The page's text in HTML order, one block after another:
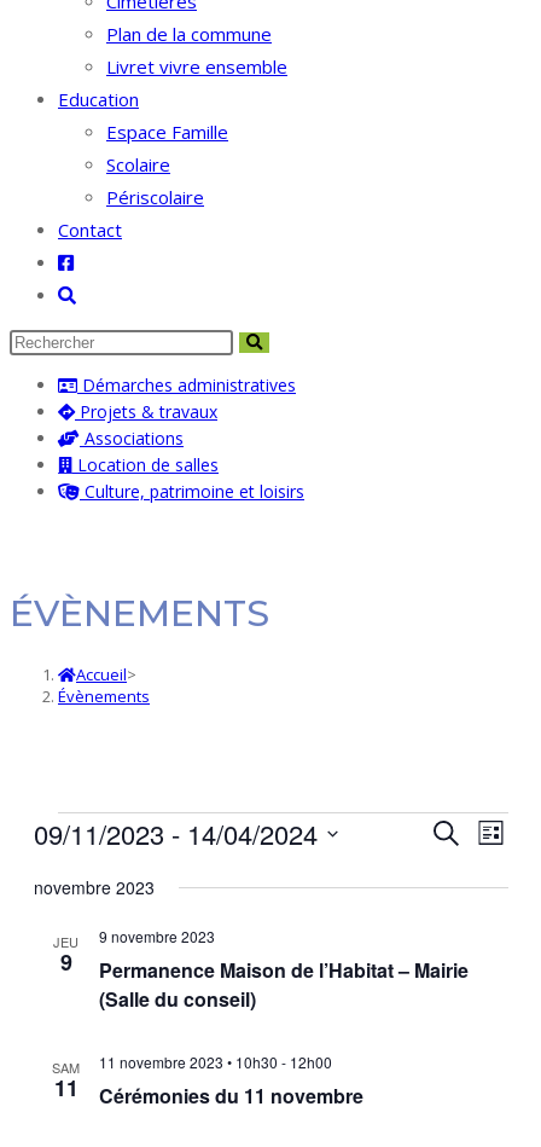
Plan de la commune
Livret vivre ensemble
Education
Espace Famille
Scolaire
Périscolaire
Contact
Toggle
website
search
Démarches administratives
Projets & travaux
Associations
Location de salles
Culture, patrimoine et loisirs
ÉVÈNEMENTS
Accueil>
Évènements
Évènements
vues
Recherche
vues
Liste
09/11/2023 - 14/04/2024
une
novembre 2023
JEU
9
Permanence Maison de l’Habitat – Mairie
(Salle du conseil)
9 novembre 2023
SAM
11 Cérémonies du 11 novembre
11 novembre 2023 • 10h30 - 12h00